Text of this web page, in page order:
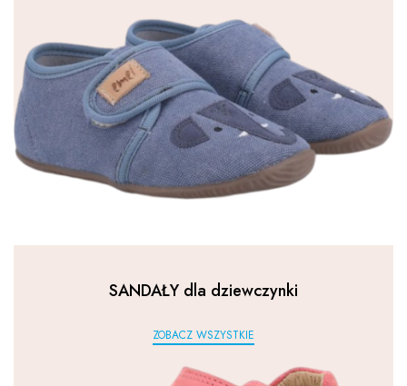
SANDAŁY dla dziewczynki
ZOBACZ WSZYSTKIE